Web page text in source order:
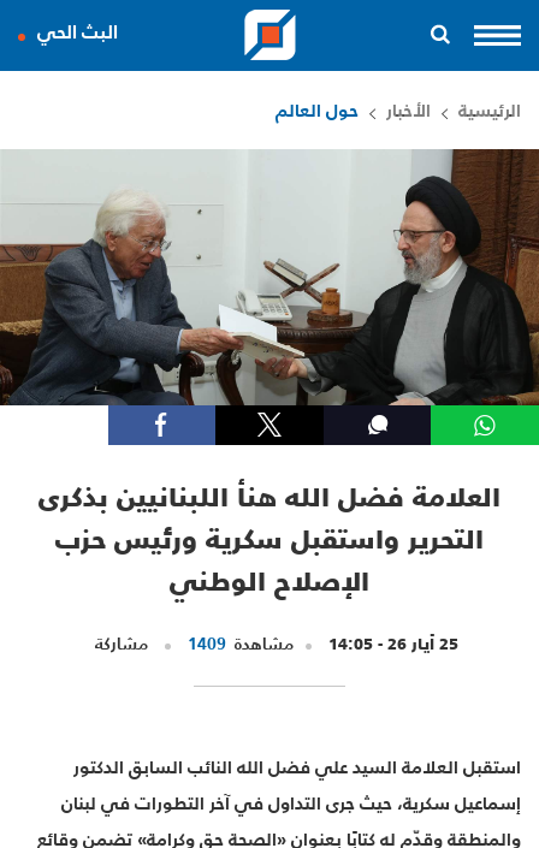
البث الحي
الرئيسية الأخبار حول العالم
العلامة فضل الله هنأ اللبنانيين بذكرى
التحرير واستقبل سكرية ورئيس حزب
الإصلاح الوطني
25 أيار 26 - 14:05 مشاهدة 1409 مشاركة
استقبل العلامة السيد علي فضل الله النائب السابق الدكتور
إسماعيل سكرية، حيث جرى التداول في آخر التطورات في لبنان
والمنطقة وقدّم له كتابًا بعنوان «الصحة حق وكرامة» تضمن وقائع